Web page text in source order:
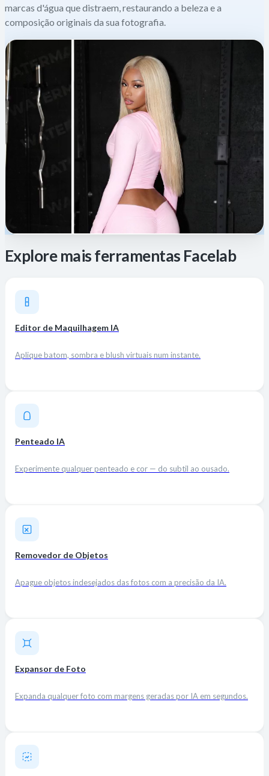
marcas d'água que distraem, restaurando a beleza e a
composição originais da sua fotografia.
Explore mais ferramentas Facelab
Editor de Maquilhagem IA
Aplique batom, sombra e blush virtuais num instante.
Penteado IA
Experimente qualquer penteado e cor — do subtil ao ousado.
Removedor de Objetos
Apague objetos indesejados das fotos com a precisão da IA.
Expansor de Foto
Expanda qualquer foto com margens geradas por IA em segundos.